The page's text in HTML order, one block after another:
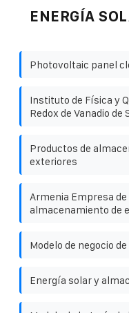
ENERGÍA
Photovoltaic panel
Instituto de Física y
Redox de Vanadio de
Productos de
exteriores
Armenia Empresa
almacenamiento de
Modelo de negocio
Energía solar y